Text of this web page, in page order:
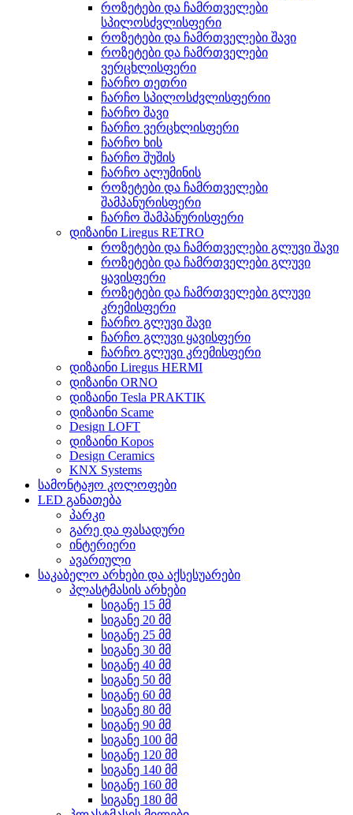
როზეტები და ჩამრთველები
სპილოსძვლისფერი
როზეტები და ჩამრთველები შავი
როზეტები და ჩამრთველები
ვერცხლისფერი
ჩარჩო თეთრი
ჩარჩო სპილოსძვლისფერიი
ჩარჩო შავი
ჩარჩო ვერცხლისფერი
ჩარჩო ხის
ჩარჩო შუშის
ჩარჩო ალუმინის
როზეტები და ჩამრთველები
შამპანურისფერი
ჩარჩო შამპანურისფერი
დიზაინი Liregus RETRO
როზეტები და ჩამრთველები გლუვი შავი
როზეტები და ჩამრთველები გლუვი
ყავისფერი
როზეტები და ჩამრთველები გლუვი
კრემისფერი
ჩარჩო გლუვი შავი
ჩარჩო გლუვი ყავისფერი
ჩარჩო გლუვი კრემისფერი
დიზაინი Liregus HERMI
დიზაინი ORNO
დიზაინი Tesla PRAKTIK
დიზაინი Scame
Design LOFT
დიზაინი Kopos
Design Ceramics
KNX Systems
სამონტაჟო კოლოფები
LED განათება
პარკი
გარე და ფასადური
ინტერიერი
ავარიული
საკაბელო არხები და აქსესუარები
პლასტმასის არხები
სიგანე 15 მმ
სიგანე 20 მმ
სიგანე 25 მმ
სიგანე 30 მმ
სიგანე 40 მმ
სიგანე 50 მმ
სიგანე 60 მმ
სიგანე 80 მმ
სიგანე 90 მმ
სიგანე 100 მმ
სიგანე 120 მმ
სიგანე 140 მმ
სიგანე 160 მმ
სიგანე 180 მმ